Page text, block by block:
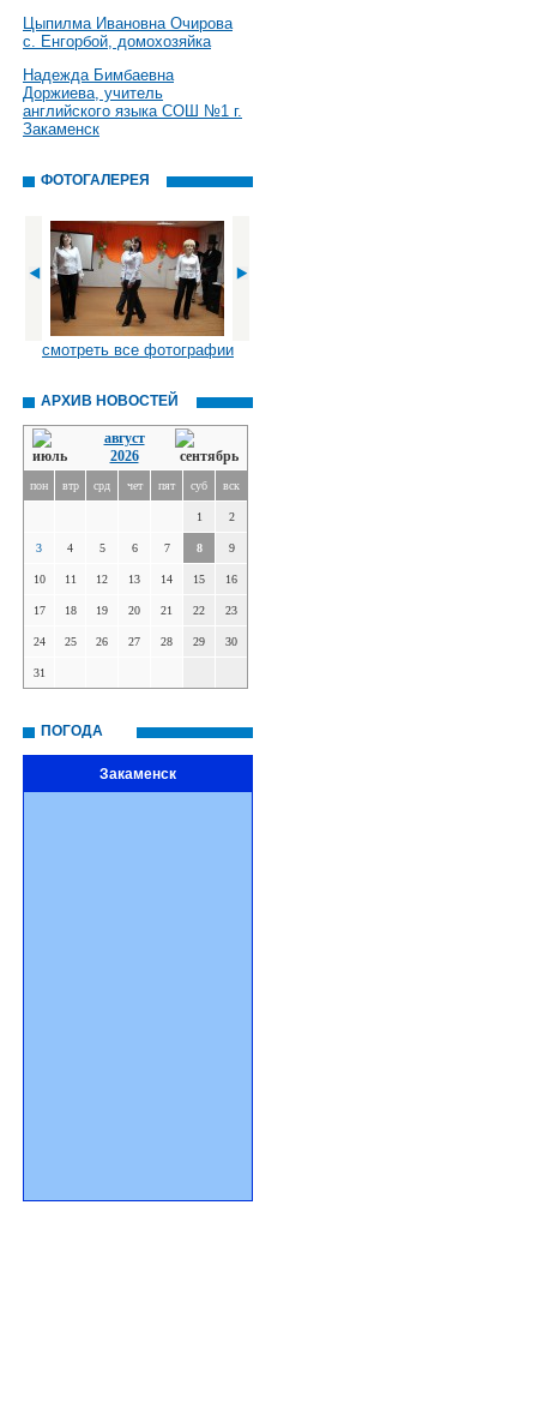
Цыпилма Ивановна Очирова
с. Енгорбой, домохозяйка
Надежда Бимбаевна
Доржиева, учитель
английского языка СОШ №1 г.
Закаменск
ФОТОГАЛЕРЕЯ
смотреть все фотографии
АРХИВ НОВОСТЕЙ
август
2026
пон втр срд чет пят суб вск
1 2
3 4 5 6 7 8 9
10 11 12 13 14 15 16
17 18 19 20 21 22 23
24 25 26 27 28 29 30
31
ПОГОДА
Закаменск